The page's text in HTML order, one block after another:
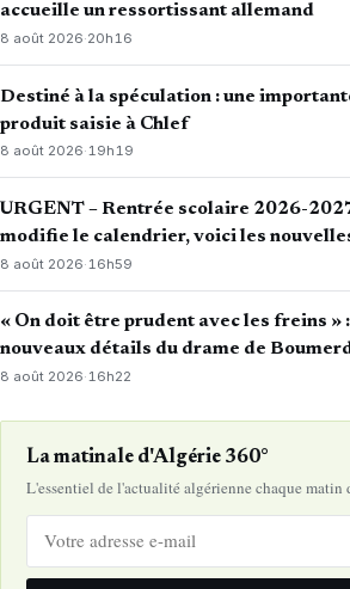
accueille un ressortissant allemand
8 août 2026·20h16
Destiné à la spéculation : une
produit saisie à Chlef
8 août 2026·19h19
URGENT – Rentrée scolaire 2026-
modifie le calendrier, voici les
8 août 2026· 16h59
« On doit être prudent avec les freins »
nouveaux détails du drame de
8 août 2026·16h22
La matinale d'Algérie 360°
L'essentiel de l'actualité algérienne chaque matin